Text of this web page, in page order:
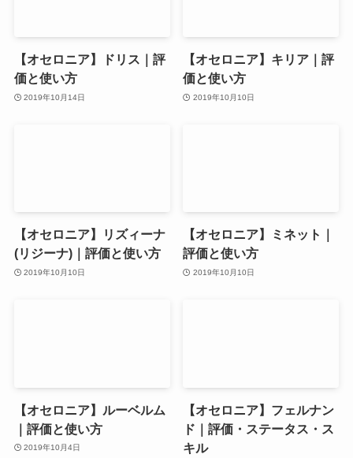
【オセロニア】ドリス｜評
価と使い方
2019年10月14日
【オセロニア】キリア｜評
価と使い方
2019年10月10日
【オセロニア】リズィーナ
(リジーナ)｜評価と使い方
2019年10月10日
【オセロニア】ミネット｜
評価と使い方
2019年10月10日
【オセロニア】ルーベルム
｜評価と使い方
2019年10月4日
【オセロニア】フェルナン
ド｜評価・ステータス・ス
キル